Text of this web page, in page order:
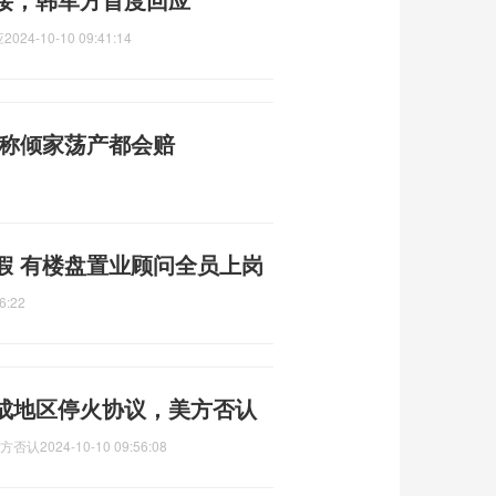
2024-10-10 09:41:14
倾家荡产都会赔
有楼盘置业顾问全员上岗
地区停火协议，美方否认
否认2024-10-10 09:56:08